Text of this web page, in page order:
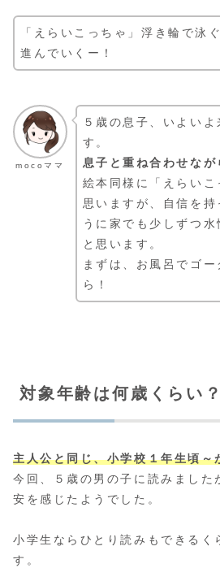
「えらいこっちゃ」浮き輪で泳
進んでいくー！
mocoママ
５歳の息子、いよい
す。
息子と重ね合わせなが
絵本同様に「えらいこ
思いますが、自信を持
うに家でも少しずつ
と思います。
まずは、お風呂でゴ
ら！
対象年齢は何歳くらい？
主人公と同じ、小学校１年生頃～
今回、５歳の男の子に読みました
安を感じたようでした。
小学生ならひとり読みもできるく
す。